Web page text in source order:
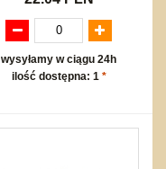
wysyłamy w ciągu 24h
ilość dostępna: 1 *